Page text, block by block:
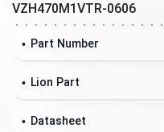
VZH470M1VTR-0606
Part Number
Lion Part
Datasheet